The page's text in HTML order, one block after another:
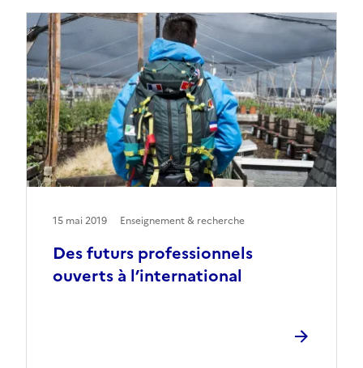
Des futurs professionnels
ouverts à l’international
15 mai 2019 Enseignement & recherche